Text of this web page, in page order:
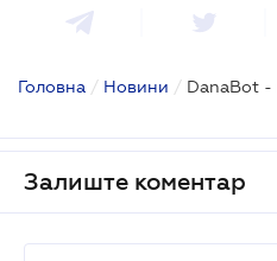
Головна / Новини / DanaBot -
Залиште коментар